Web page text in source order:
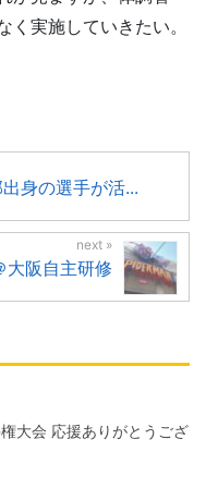
実施していきたい。
身の選手が活...
阪自主研修
大会 応援ありがとうござ